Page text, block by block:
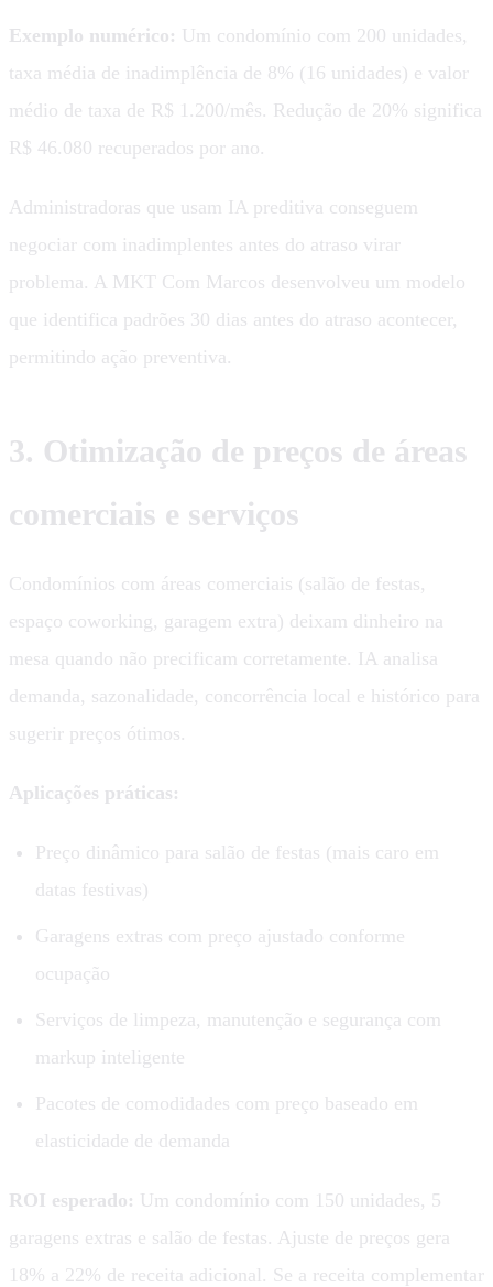
Exemplo numérico: Um condomínio com 200 unidades,
taxa média de inadimplência de 8% (16 unidades) e valor
médio de taxa de R$ 1.200/mês. Redução de 20% significa
R$ 46.080 recuperados por ano.
Administradoras que usam IA preditiva conseguem
negociar com inadimplentes antes do atraso virar
problema. A MKT Com Marcos desenvolveu um modelo
que identifica padrões 30 dias antes do atraso acontecer,
permitindo ação preventiva.
3. Otimização de preços de áreas
comerciais e serviços
Condomínios com áreas comerciais (salão de festas,
espaço coworking, garagem extra) deixam dinheiro na
mesa quando não precificam corretamente. IA analisa
demanda, sazonalidade, concorrência local e histórico para
sugerir preços ótimos.
Aplicações práticas:
Preço dinâmico para salão de festas (mais caro em
datas festivas)
Garagens extras com preço ajustado conforme
ocupação
Serviços de limpeza, manutenção e segurança com
markup inteligente
Pacotes de comodidades com preço baseado em
elasticidade de demanda
ROI esperado: Um condomínio com 150 unidades, 5
garagens extras e salão de festas. Ajuste de preços gera
18% a 22% de receita adicional. Se a receita complementar